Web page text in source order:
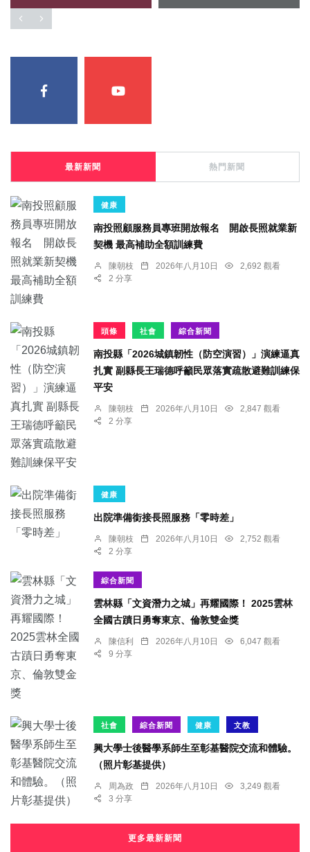
最新新聞 熱門新聞
健康
南投照顧服務員專班開放報名 開啟長照就業新
契機 最高補助全額訓練費
陳朝枝 2026年八月10日
2,692 觀看
2 分享
頭條 社會 綜合新聞
南投縣「2026城鎮韌性（防空演習）」演練逼真
扎實 副縣長王瑞德呼籲民眾落實疏散避難訓練保
平安
陳朝枝 2026年八月10日
2,847 觀看
2 分享
健康
出院準備銜接長照服務「零時差」
陳朝枝 2026年八月10日
2,752 觀看
2 分享
綜合新聞
雲林縣「文資潛力之城」再耀國際！ 2025雲林
全國古蹟日勇奪東京、倫敦雙金獎
陳信利 2026年八月10日
6,047 觀看
9 分享
社會 綜合新聞 健康 文教
興大學士後醫學系師生至彰基醫院交流和體驗。
（照片彰基提供）
周為政 2026年八月10日
3,249 觀看
3 分享
更多最新新聞